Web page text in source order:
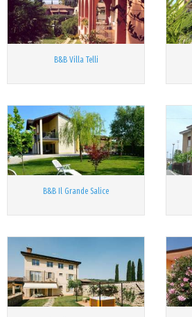
B&B Villa Telli
B&B Il Grande Salice